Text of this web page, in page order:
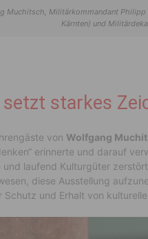
Muchitsch, Militärkommandant
Kärnten) und
starkes
von Wolfgang
erinnerte und darauf
und laufend Kulturgüter
diese Ausstellung
und Erhalt von